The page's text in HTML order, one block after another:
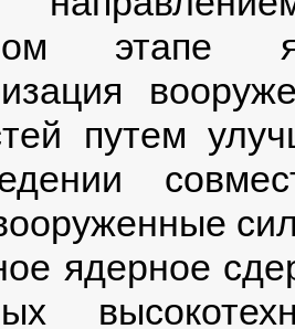
этапе
путем
ядерное